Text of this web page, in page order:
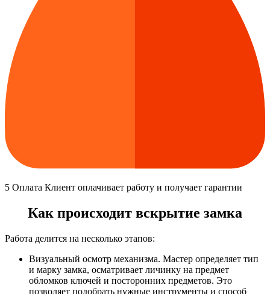
5 Оплата Клиент оплачивает работу и получает гарантии
Как происходит вскрытие замка
Работа делится на несколько этапов:
Визуальный осмотр механизма. Мастер определяет тип
и марку замка, осматривает личинку на предмет
обломков ключей и посторонних предметов. Это
позволяет подобрать нужные инструменты и способ